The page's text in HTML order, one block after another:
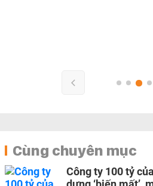
Cùng chuyên mục
Công ty 100 tỷ